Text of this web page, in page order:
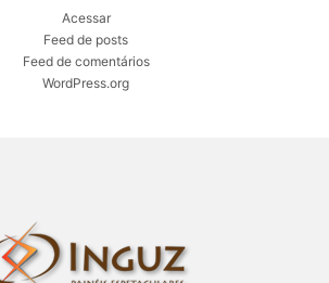
Acessar
Feed de posts
Feed de comentários
WordPress.org